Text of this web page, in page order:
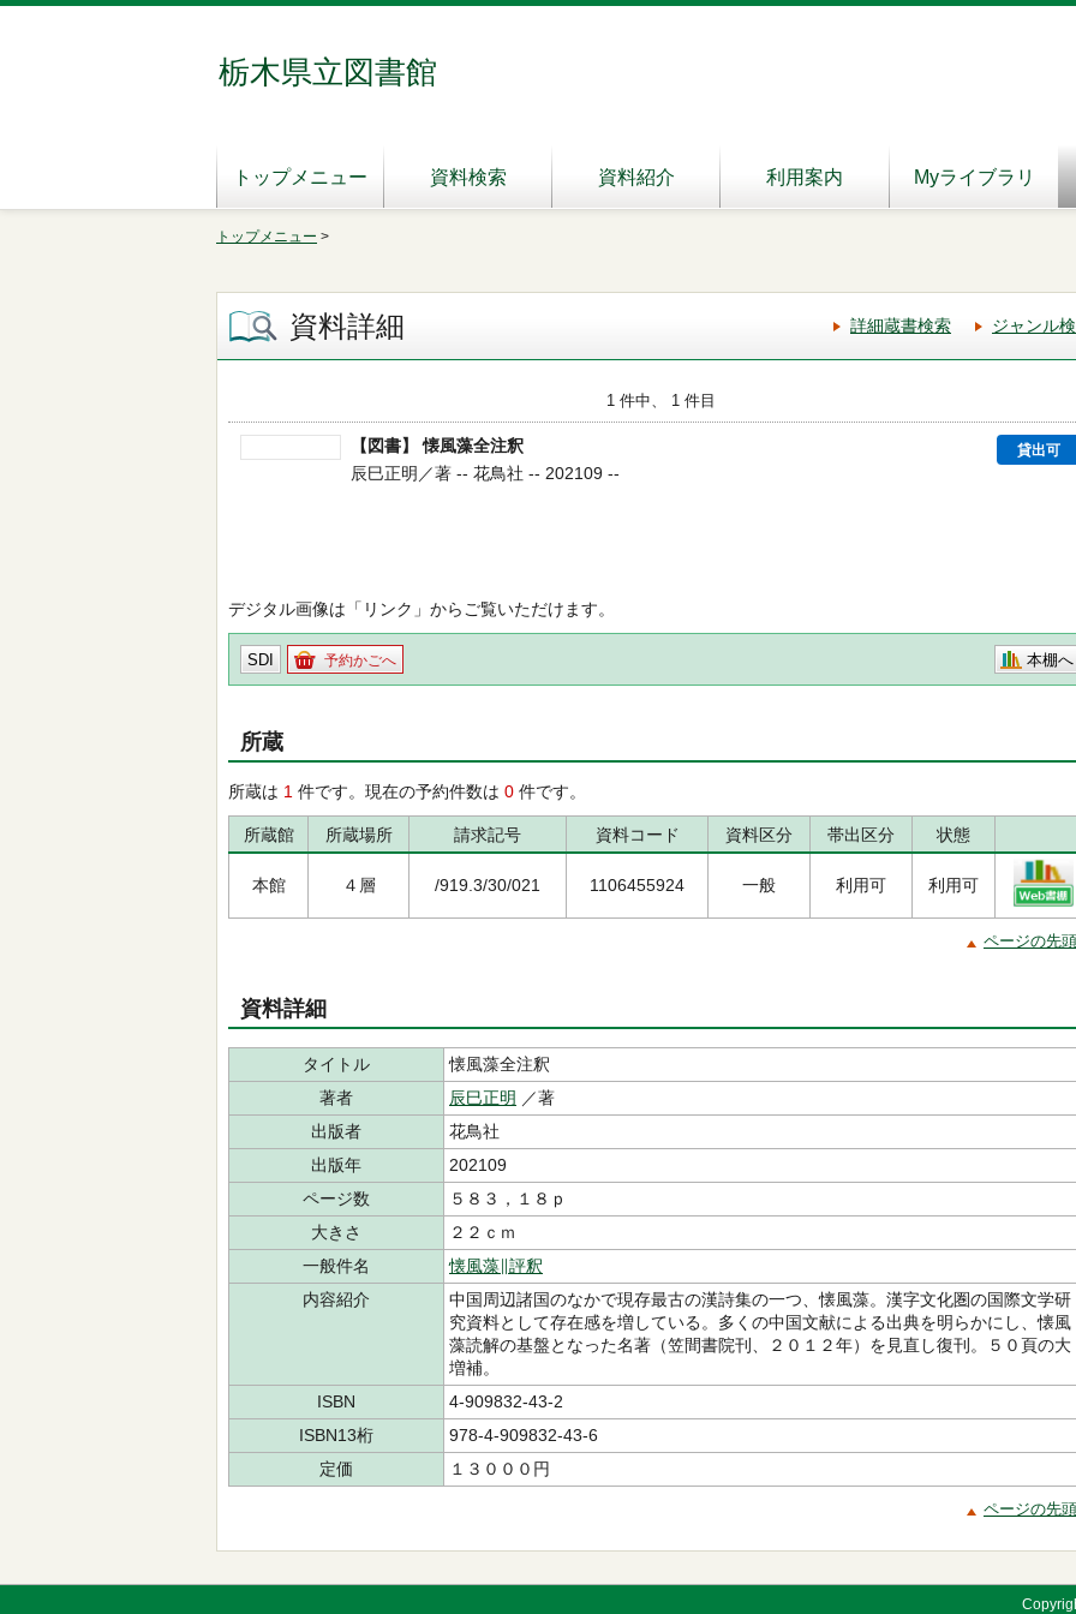
栃木県立図書館
トップメニュー 資料検索 資料紹介 利用案内 Myライブラリ
トップメニュー >
資料詳細 詳細蔵書検索 ジャンル
1 件中、 1 件目
【図書】 懐風藻全注釈 貸出可
辰巳正明／著 -- 花鳥社 -- 202109 --
デジタル画像は「リンク」からご覧いただけます。
SDI 予約かごへ 本棚へ
所蔵
所蔵は 1 件です。現在の予約件数は 0 件です。
所蔵館 所蔵場所 請求記号 資料コード 資料区分 帯出区分 状態
本館 ４層 /919.3/30/021 1106455924 一般 利用可 利用可
ページの先
資料詳細
タイトル
懐風藻全注釈
著者
辰巳正明 ／著
出版者
花鳥社
出版年
202109
ページ数
５８３，１８ｐ
大きさ
２２ｃｍ
一般件名
懐風藻∥評釈
内容紹介
中国周辺諸国のなかで現存最古の漢詩集の一つ、懐風藻。漢字文化圏の国際文学研
究資料として存在感を増している。多くの中国文献による出典を明らかにし、懐風
藻読解の基盤となった名著（笠間書院刊、２０１２年）を見直し復刊。５０頁の大
増補。
ISBN
4-909832-43-2
ISBN13桁
978-4-909832-43-6
定価
１３０００円
ページの先